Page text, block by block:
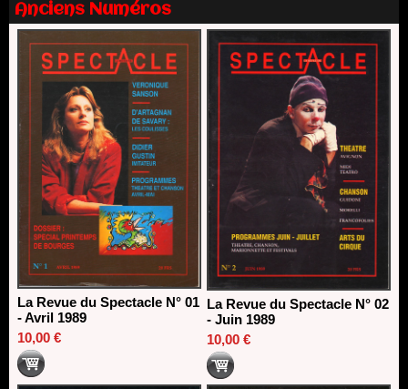
13/06/2026
Dispositif SACD Auteurs d'espaces : les lauréats 2026
18/03/2026
Anciens Numéros
La Revue du Spectacle N° 01
- Avril 1989
10,00 €
La Revue du Spectacle N° 02
- Juin 1989
10,00 €